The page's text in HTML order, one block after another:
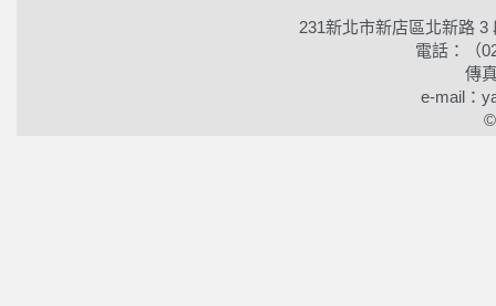
231新北市新店區北新路
電話：（
傳
e-mail：